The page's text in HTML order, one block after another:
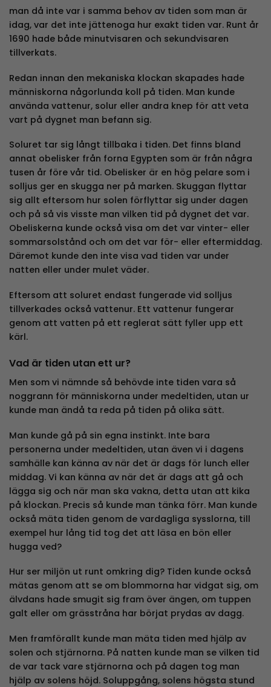
man då inte var i samma behov av tiden som man är
idag, var det inte jättenoga hur exakt tiden var. Runt år
1690 hade både minutvisaren och sekundvisaren
tillverkats.
Redan innan den mekaniska klockan skapades hade
människorna någorlunda koll på tiden. Man kunde
använda vattenur, solur eller andra knep för att veta
vart på dygnet man befann sig.
Soluret tar sig långt tillbaka i tiden. Det finns bland
annat obelisker från forna Egypten som är från några
tusen år före vår tid. Obelisker är en hög pelare som i
solljus ger en skugga ner på marken. Skuggan flyttar
sig allt eftersom hur solen förflyttar sig under dagen
och på så vis visste man vilken tid på dygnet det var.
Obeliskerna kunde också visa om det var vinter- eller
sommarsolstånd och om det var för- eller eftermiddag.
Däremot kunde den inte visa vad tiden var under
natten eller under mulet väder.
Eftersom att soluret endast fungerade vid solljus
tillverkades också vattenur. Ett vattenur fungerar
genom att vatten på ett reglerat sätt fyller upp ett
kärl.
Vad är tiden utan ett ur?
Men som vi nämnde så behövde inte tiden vara så
noggrann för människorna under medeltiden, utan ur
kunde man ändå ta reda på tiden på olika sätt.
Man kunde gå på sin egna instinkt. Inte bara
personerna under medeltiden, utan även vi i dagens
samhälle kan känna av när det är dags för lunch eller
middag. Vi kan känna av när det är dags att gå och
lägga sig och när man ska vakna, detta utan att kika
på klockan. Precis så kunde man tänka förr. Man kunde
också mäta tiden genom de vardagliga sysslorna, till
exempel hur lång tid tog det att läsa en bön eller
hugga ved?
Hur ser miljön ut runt omkring dig? Tiden kunde också
mätas genom att se om blommorna har vidgat sig, om
älvdans hade smugit sig fram över ängen, om tuppen
galt eller om grässtråna har börjat prydas av dagg.
Men framförallt kunde man mäta tiden med hjälp av
solen och stjärnorna. På natten kunde man se vilken tid
de var tack vare stjärnorna och på dagen tog man
hjälp av solens höjd. Soluppgång, solens högsta stund